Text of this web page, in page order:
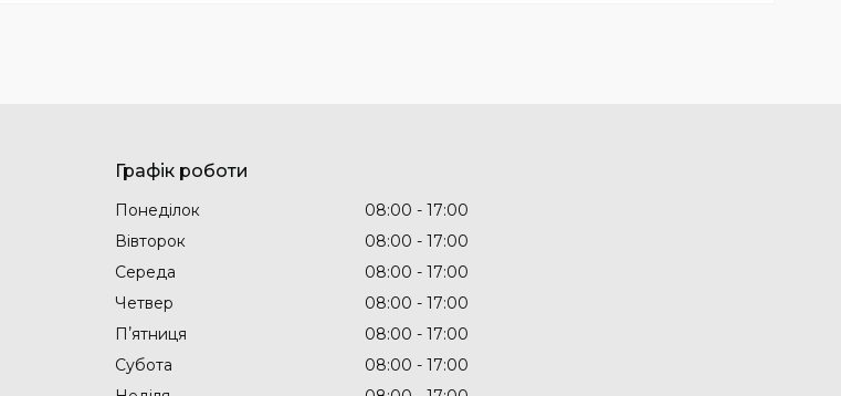
Графік роботи
Понеділок 08:00
17:00
Вівторок
08:00
17:00
Середа
08:00
17:00
Четвер
08:00
17:00
Пʼятниця
08:00
17:00
Субота
08:00
17:00